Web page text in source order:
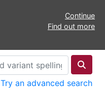
Continue
Find out more
Try an advanced search